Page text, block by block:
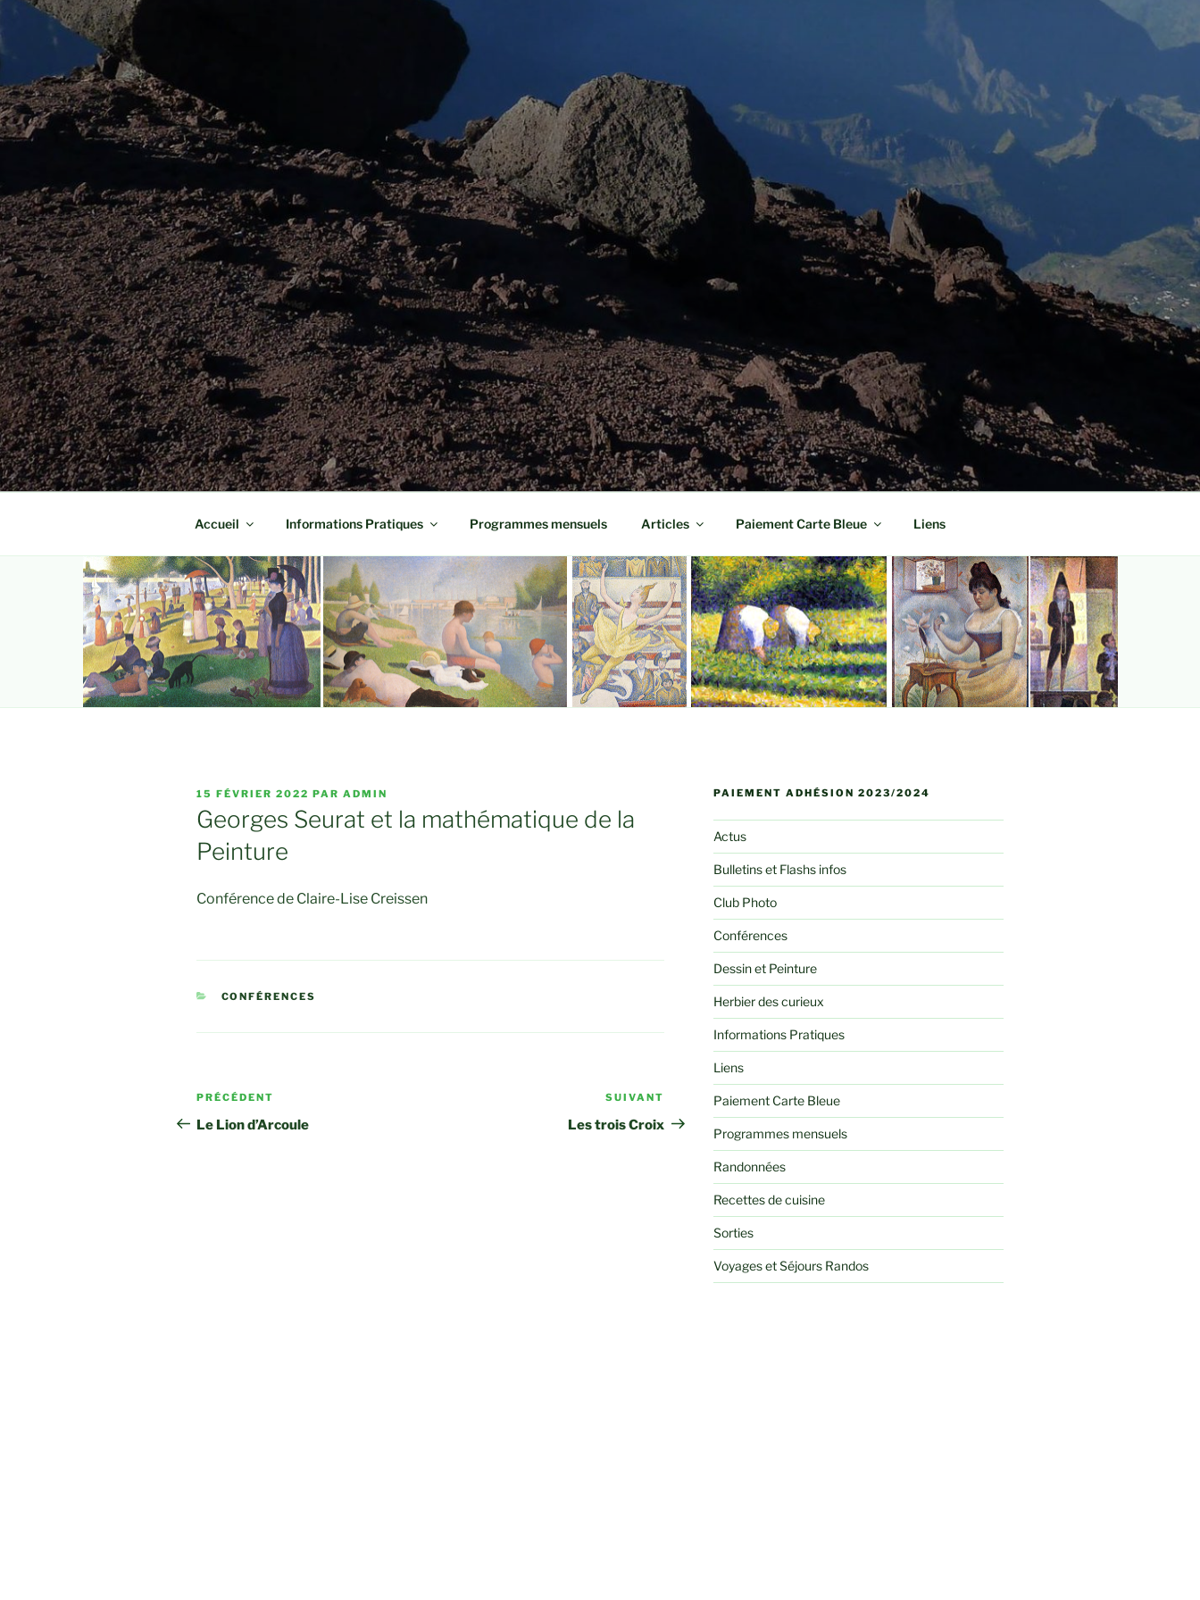
Accueil Informations Pratiques Programmes mensuels Articles Paiement Carte Bleue Liens
PUBLIÉ
LE
15 FÉVRIER 2022 PAR ADMIN
Georges Seurat et la mathématique de la
Peinture
Conférence de Claire-Lise Creissen
CATÉGORIES
CONFÉRENCES
Navigation
de
Article
précédent
PRÉCÉDENT
Le Lion d’Arcoule
suivant
SUIVANT
Les trois Croix
PAIEMENT ADHÉSION 2023/2024
Actus
Bulletins et Flashs infos
Club Photo
Conférences
Dessin et Peinture
Herbier des curieux
Informations Pratiques
Liens
Paiement Carte Bleue
Programmes mensuels
Randonnées
Recettes de cuisine
Sorties
Voyages et Séjours Randos